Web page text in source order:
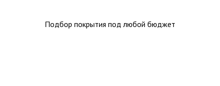
Подбор покрытия под любой бюджет